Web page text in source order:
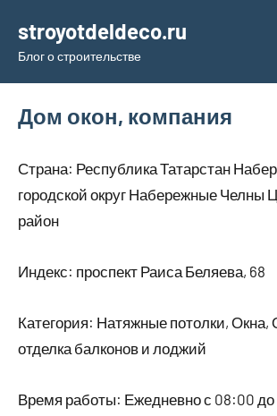
содержимому
stroyotdeldeco.ru
Блог о строительстве
Дом окон, компания
Страна: Республика Татарстан
городской округ Набережные Челны
район
Индекс: проспект Раиса Беляева, 68
Категория: Натяжные потолки, Окна,
отделка балконов и лоджий
Время работы: Ежедневно с 08:00